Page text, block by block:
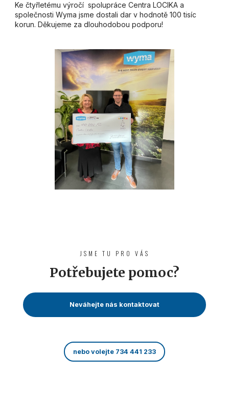
Ke čtyřletému výročí spolupráce Centra LOCIKA a
společnosti Wyma jsme dostali dar v hodnotě 100 tisíc
korun. Děkujeme za dlouhodobou podporu!
JSME TU PRO VÁS
Potřebujete pomoc?
Neváhejte nás kontaktovat
nebo volejte 734 441 233